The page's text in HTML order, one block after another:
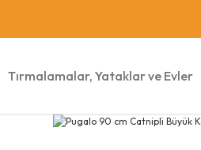
Tırmalamalar, Yataklar ve Evler